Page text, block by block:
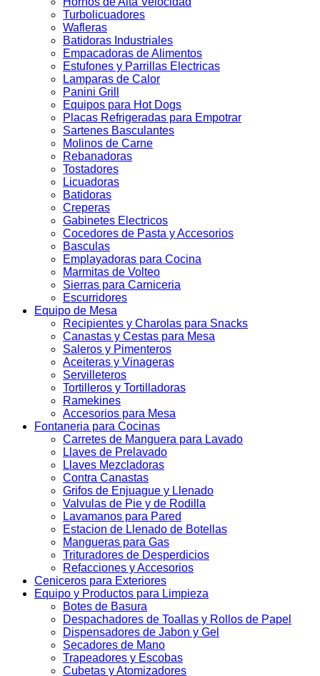
Turbolicuadores
Wafleras
Batidoras Industriales
Empacadoras de Alimentos
Estufones y Parrillas Electricas
Lamparas de Calor
Panini Grill
Equipos para Hot Dogs
Placas Refrigeradas para Empotrar
Sartenes Basculantes
Molinos de Carne
Rebanadoras
Tostadores
Licuadoras
Batidoras
Creperas
Gabinetes Electricos
Cocedores de Pasta y Accesorios
Basculas
Emplayadoras para Cocina
Marmitas de Volteo
Sierras para Carniceria
Escurridores
Equipo de Mesa
Recipientes y Charolas para Snacks
Canastas y Cestas para Mesa
Saleros y Pimenteros
Aceiteras y Vinageras
Servilleteros
Tortilleros y Tortilladoras
Ramekines
Accesorios para Mesa
Fontaneria para Cocinas
Carretes de Manguera para Lavado
Llaves de Prelavado
Llaves Mezcladoras
Contra Canastas
Grifos de Enjuague y Llenado
Valvulas de Pie y de Rodilla
Lavamanos para Pared
Estacion de Llenado de Botellas
Mangueras para Gas
Trituradores de Desperdicios
Refacciones y Accesorios
Ceniceros para Exteriores
Equipo y Productos para Limpieza
Botes de Basura
Despachadores de Toallas y Rollos de Papel
Dispensadores de Jabon y Gel
Secadores de Mano
Trapeadores y Escobas
Cubetas y Atomizadores